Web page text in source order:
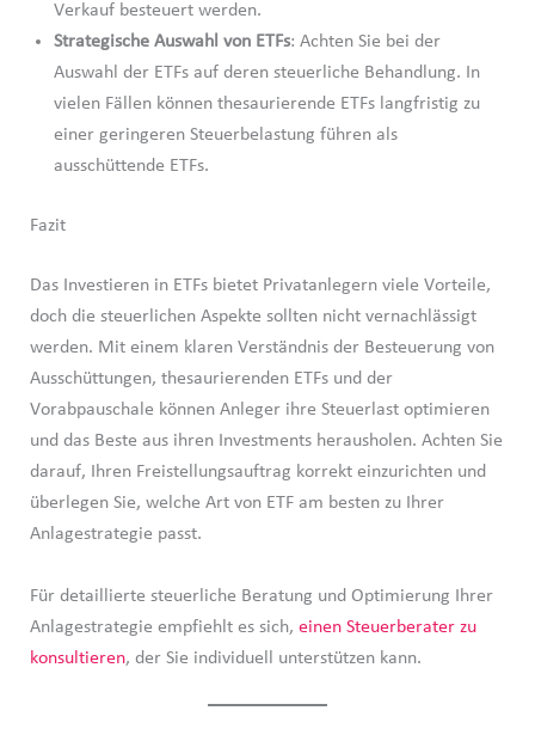
Verkauf besteuert werden.
Strategische Auswahl von ETFs: Achten Sie bei der
Auswahl der ETFs auf deren steuerliche Behandlung. In
vielen Fällen können thesaurierende ETFs langfristig zu
einer geringeren Steuerbelastung führen als
ausschüttende ETFs.
Fazit
Das Investieren in ETFs bietet Privatanlegern viele Vorteile,
doch die steuerlichen Aspekte sollten nicht vernachlässigt
werden. Mit einem klaren Verständnis der Besteuerung von
Ausschüttungen, thesaurierenden ETFs und der
Vorabpauschale können Anleger ihre Steuerlast optimieren
und das Beste aus ihren Investments herausholen. Achten Sie
darauf, Ihren Freistellungsauftrag korrekt einzurichten und
überlegen Sie, welche Art von ETF am besten zu Ihrer
Anlagestrategie passt.
Für detaillierte steuerliche Beratung und Optimierung Ihrer
Anlagestrategie empfiehlt es sich, einen Steuerberater zu
konsultieren, der Sie individuell unterstützen kann.